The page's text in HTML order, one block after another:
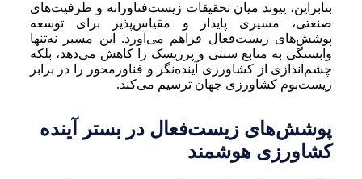
بنابراین، پیوند میان تحقیقات زیست‌فناورانه و ظرفیت‌های
صنعتی، مسیری پایدار و مقیاس‌پذیر برای توسعه
پوشش‌های زیست‌فعال فراهم می‌آورد. این مسیر نه‌تنها
وابستگی به منابع سنتی و پرریسک را کاهش می‌دهد، بلکه
چشم‌اندازی از کشاورزی آینده‌نگر و فناورمحور را در برابر
زیست‌بوم کشاورزی جهان ترسیم می‌کند.
پوشش‌های زیست‌فعال در بستر آینده
کشاورزی هوشمند